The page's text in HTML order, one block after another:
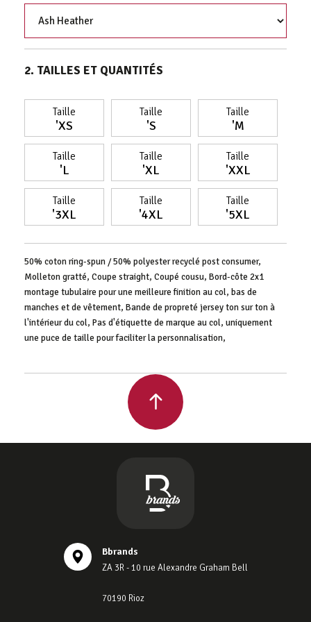
2. TAILLES ET QUANTITÉS
Taille
'XS
Taille
'S
Taille
'M
Taille
'L
Taille
'XL
Taille
'XXL
Taille
'3XL
Taille
'4XL
Taille
'5XL
50% coton ring-spun / 50% polyester recyclé post consumer,
Molleton gratté, Coupe straight, Coupé cousu, Bord-côte 2x1
montage tubulaire pour une meilleure finition au col, bas de
manches et de vêtement, Bande de propreté jersey ton sur ton à
l'intérieur du col, Pas d'étiquette de marque au col, uniquement
une puce de taille pour faciliter la personnalisation,
Bbrands
ZA 3R - 10 rue Alexandre Graham Bell
70190 Rioz